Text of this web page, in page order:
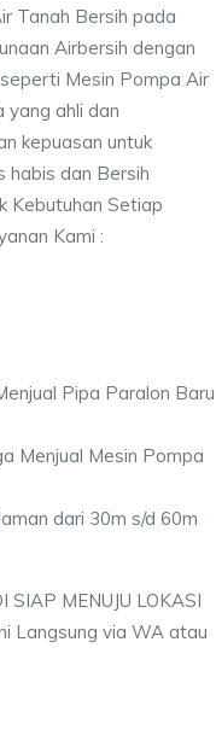
Tanah Bersih pada
Airbersih dengan
Mesin Pompa Air
yang ahli dan
kepuasan untuk
habis dan Bersih
Kebutuhan Setiap
Kami :
Pipa Paralon Baru
Menjual Mesin Pompa
dari 30m s/d 60m
MENUJU LOKASI
Langsung via WA atau